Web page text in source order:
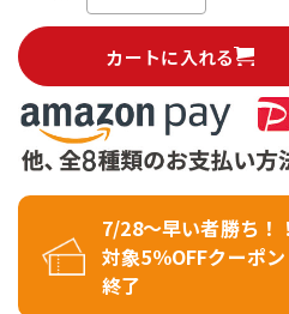
カートに入れる
7/28～早い者勝ち！
対象5％OFFクーポ
終了